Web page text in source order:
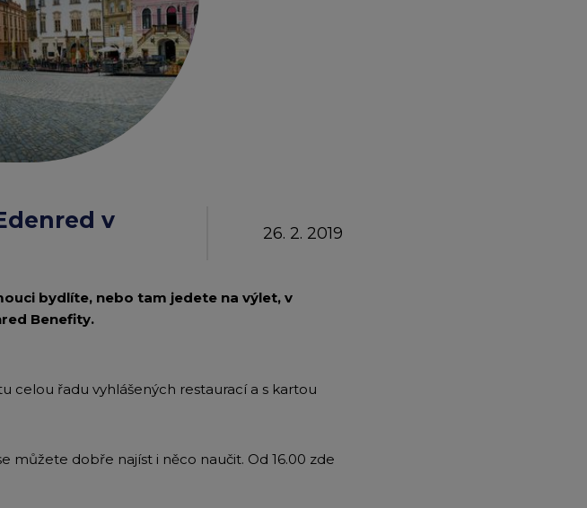
Benefity Premium
k přihlášení
v
26. 2. 2019
bydlíte, nebo tam jedete na výlet, v
Benefity.
celou řadu vyhlášených restaurací a s kartou
můžete dobře najíst i něco naučit. Od 16.00 zde